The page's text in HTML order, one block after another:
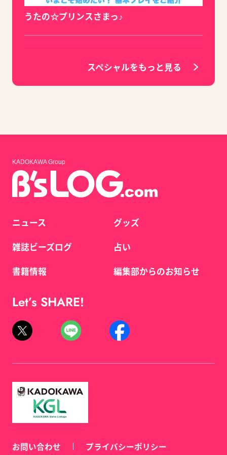
うたの☆プリンスさまっ♪
スペシャルをもっと見る
KADOKAWA Group
ニュース
雑誌ビーズログ
書籍情報
グッズ
占い
編集部からのお知らせ
Let’s SHARE!
お問い合わせ プライバシーポリシー